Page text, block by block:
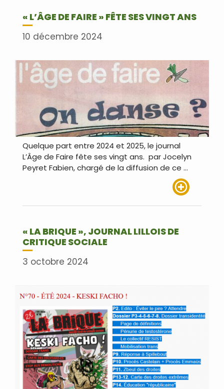
« L’ÂGE DE FAIRE » FÊTE SES VINGT ANS
10 décembre 2024
Quelque part entre 2024 et 2025, le journal
L’Âge de Faire fête ses vingt ans. par Jocelyn
Peyret Fabien, chargé de la diffusion de ce …
« LA BRIQUE », JOURNAL LILLOIS DE
CRITIQUE SOCIALE
3 octobre 2024